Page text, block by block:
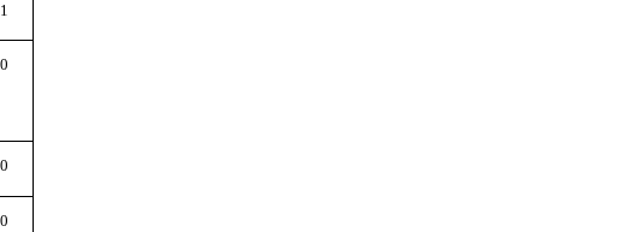
1
0
0
0